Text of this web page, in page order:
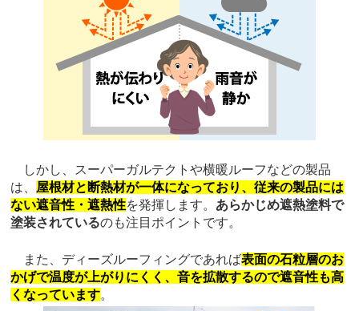
しかし、スーパーガルテクトや横暖ルーフなどの製品
は、 屋根材と断熱材が一体になっており、従来の製品には
ない遮音性・遮熱性を発揮します。 あらかじめ遮熱塗料で
塗装されているのも注目ポイントです。
また、ディーズルーフィングであれば表面の石粒層のお
かげで温度が上がりにくく、音を拡散するので遮音性も高
くなっています。